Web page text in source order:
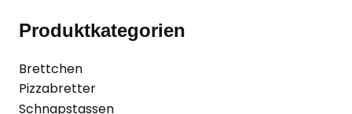
Produktkategorien
Brettchen
Pizzabretter
Schnapstassen